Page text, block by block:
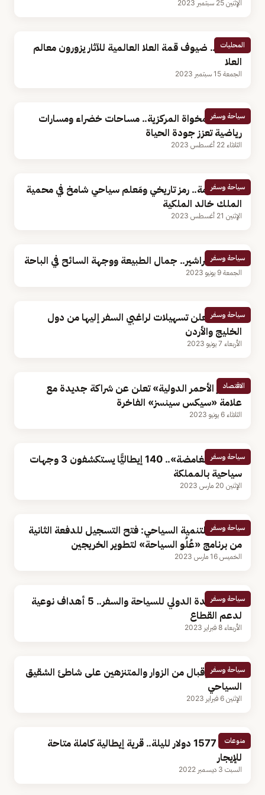
الإثنين 25 سبتمبر 2023
المحليات
بالصور.. ضيوف قمة العلا العالمية للآثار يزورون معالم
العلا
الجمعة 15 سبتمبر 2023
سياحة وسفر
حديقة المخواة المركزية.. مساحات خضراء ومسارات
رياضية تعزز جودة الحياة
الثلاثاء 22 أغسطس 2023
سياحة وسفر
جبل العرمة.. رمز تاريخي ومَعلم سياحي شامخ في محمية
الملك خالد الملكية
الإثنين 21 أغسطس 2023
سياحة وسفر
شلال الشراشير.. جمال الطبيعة ووجهة السائح في الباحة
الجمعة 9 يونيو 2023
سياحة وسفر
بريطانيا تعلن تسهيلات لراغبي السفر إليها من دول
الخليج والأردن
الأربعاء 7 يونيو 2023
الاقتصاد
«البحر الأحمر الدولية» تعلن عن شراكة جديدة مع
علامة «سيكس سينسز» الفاخرة
الثلاثاء 6 يونيو 2023
سياحة وسفر
«الرحلة الغامضة».. 140 إيطاليًّا يستكشفون 3 وجهات
سياحية بالمملكة
الإثنين 20 مارس 2023
سياحة وسفر
صندوق التنمية السياحي: فتح التسجيل للدفعة الثانية
من برنامج «عُلُو السياحة» لتطوير الخريجين
الخميس 16 مارس 2023
سياحة وسفر
معرض جدة الدولي للسياحة والسفر.. 5 أهداف نوعية
لدعم القطاع
الأربعاء 8 فبراير 2023
سياحة وسفر
بالصور.. إقبال من الزوار والمتنزهين على شاطئ الشقيق
السياحي
الإثنين 6 فبراير 2023
منوعات
مقابل 1577 دولار لليلة.. قرية إيطالية كاملة متاحة
للإيجار
السبت 3 ديسمبر 2022